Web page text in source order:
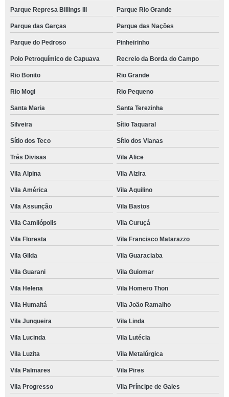
Parque Represa Billings III Parque Rio Grande
Parque das Garças Parque das Nações
Parque do Pedroso Pinheirinho
Polo Petroquímico de Capuava Recreio da Borda do Campo
Rio Bonito Rio Grande
Rio Mogi Rio Pequeno
Santa Maria Santa Terezinha
Silveira Sítio Taquaral
Sítio dos Teco Sítio dos Vianas
Três Divisas Vila Alice
Vila Alpina Vila Alzira
Vila América Vila Aquilino
Vila Assunção Vila Bastos
Vila Camilópolis Vila Curuçá
Vila Floresta Vila Francisco Matarazzo
Vila Gilda Vila Guaraciaba
Vila Guarani Vila Guiomar
Vila Helena Vila Homero Thon
Vila Humaitá Vila João Ramalho
Vila Junqueira Vila Linda
Vila Lucinda Vila Lutécia
Vila Luzita Vila Metalúrgica
Vila Palmares Vila Pires
Vila Progresso Vila Príncipe de Gales